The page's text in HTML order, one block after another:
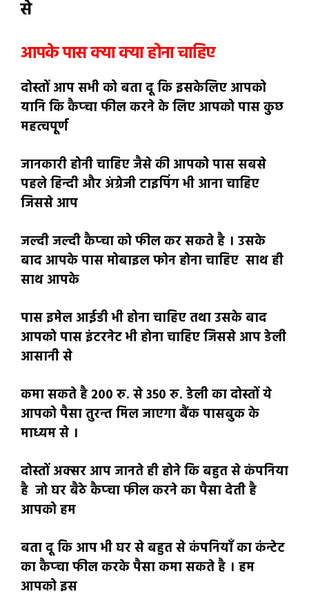
से
आपके पास क्या क्या होना चाहिए
दोस्तों आप सभी को बता दू कि इसकेलिए आपको
यानि कि कैप्चा फील करने के लिए आपको पास कुछ
महत्वपूर्ण
जानकारी होनी चाहिए जैसे की आपको पास सबसे
पहले हिन्दी और अंग्रेजी टाइपिंग भी आना चाहिए
जिससे आप
जल्दी जल्दी कैप्चा को फील कर सकते है । उसके
बाद आपके पास मोबाइल फोन होना चाहिए साथ ही
साथ आपके
पास इमेल आईडी भी होना चाहिए तथा उसके बाद
आपको पास इंटरनेट भी होना चाहिए जिससे आप डेली
आसानी से
कमा सकते है 200 रु. से 350 रु. डेली का दोस्तों ये
आपको पैसा तुरन्त मिल जाएगा बैंक पासबुक के
माध्यम से ।
दोस्तों अक्सर आप जानते ही होने कि बहुत से कंपनिया
है जो घर बैठे कैप्चा फील करने का पैसा देती है
आपको हम
बता दू कि आप भी घर से बहुत से कंपनियाँ का कंन्टेट
का कैप्चा फील करके पैसा कमा सकते है । हम
आपको इस